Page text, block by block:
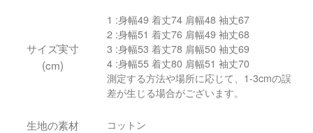
サイズ実寸
(cm)
1 :身幅49 着丈74 肩幅48 袖丈67
2 :身幅51 着丈76 肩幅49 袖丈68
3 :身幅53 着丈78 肩幅50 袖丈69
4 :身幅55 着丈80 肩幅51 袖丈70
測定する方法や場所に応じて、1-3cmの誤
差が生じる場合がございます。
生地の素材 コットン